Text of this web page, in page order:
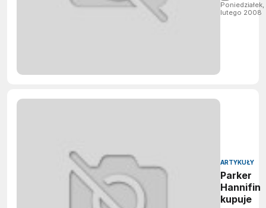
Poniedziałek,
lutego 2008
ARTYKUŁY
Parker
Hannifin
kupuje